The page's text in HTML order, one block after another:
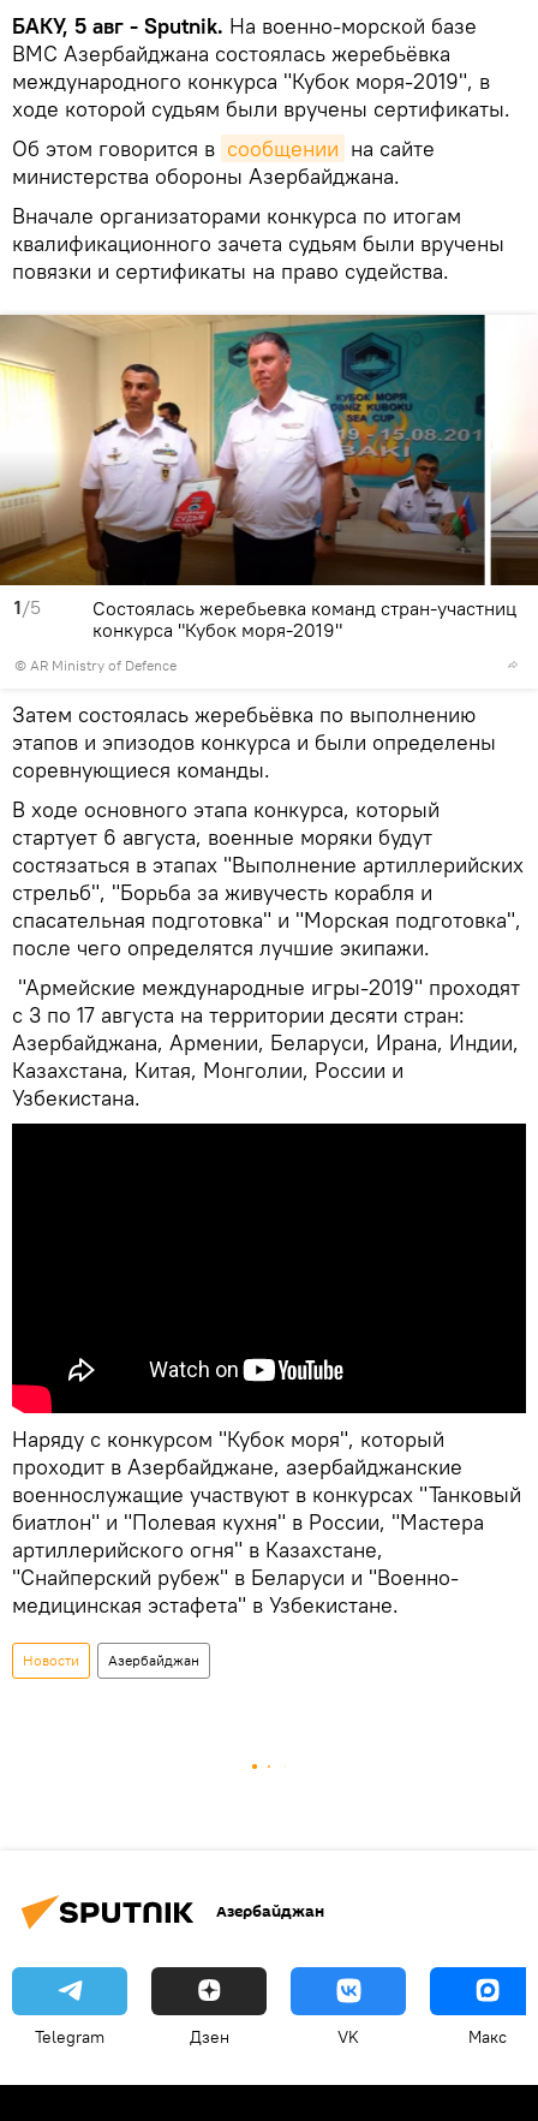
БАКУ, 5 авг - Sputnik. На военно-морской базе
ВМС Азербайджана состоялась жеребьёвка
международного конкурса "Кубок моря-2019", в
ходе которой судьям были вручены сертификаты.
Об этом говорится в сообщении на сайте
министерства обороны Азербайджана.
Вначале организаторами конкурса по итогам
квалификационного зачета судьям были вручены
повязки и сертификаты на право судейства.
1/5
© AR Ministry of Defence
Состоялась жеребьевка команд стран-участниц
конкурса "Кубок моря-2019"
Затем состоялась жеребьёвка по выполнению
этапов и эпизодов конкурса и были определены
соревнующиеся команды.
В ходе основного этапа конкурса, который
стартует 6 августа, военные моряки будут
состязаться в этапах "Выполнение артиллерийских
стрельб", "Борьба за живучесть корабля и
спасательная подготовка" и "Морская подготовка",
после чего определятся лучшие экипажи.
"Армейские международные игры-2019" проходят
с 3 по 17 августа на территории десяти стран:
Азербайджана, Армении, Беларуси, Ирана, Индии,
Казахстана, Китая, Монголии, России и
Узбекистана.
Наряду с конкурсом "Кубок моря", который
проходит в Азербайджане, азербайджанские
военнослужащие участвуют в конкурсах "Танковый
биатлон" и "Полевая кухня" в России, "Мастера
артиллерийского огня" в Казахстане,
"Снайперский рубеж" в Беларуси и "Военно-
медицинская эстафета" в Узбекистане.
Новости Азербайджан
Азербайджан
Telegram Дзен VK Макс